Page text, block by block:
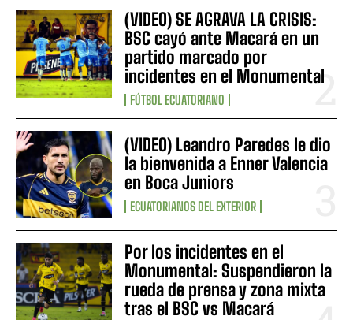
(VIDEO) SE AGRAVA LA CRISIS:
BSC cayó ante Macará en un
partido marcado por
incidentes en el Monumental
FÚTBOL ECUATORIANO
(VIDEO) Leandro Paredes le dio
la bienvenida a Enner Valencia
en Boca Juniors
ECUATORIANOS DEL EXTERIOR
Por los incidentes en el
Monumental: Suspendieron la
rueda de prensa y zona mixta
tras el BSC vs Macará